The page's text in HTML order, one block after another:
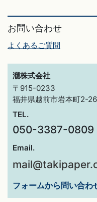
お問い合わせ
よくあるご質問
瀧株式会社
〒915-0233
福井県越前市岩本町2-26
TEL.
050-3387-0809
Email.
フォームから問い合わ